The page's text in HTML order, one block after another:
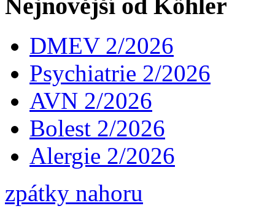
Nejnovější od Köhler
DMEV 2/2026
Psychiatrie 2/2026
AVN 2/2026
Bolest 2/2026
Alergie 2/2026
zpátky nahoru